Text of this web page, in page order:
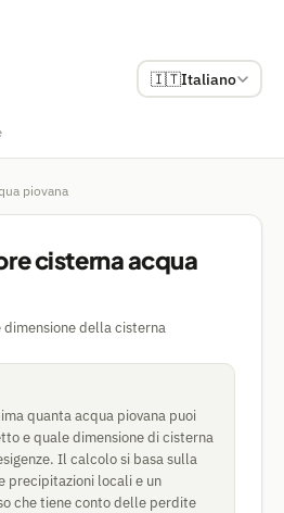
🇮🇹Italiano
piovana
cisterna acqua
dimensione della cisterna
quanta acqua piovana puoi
e quale dimensione di cisterna
Il calcolo si basa sulla
precipitazioni locali e un
che tiene conto delle perdite